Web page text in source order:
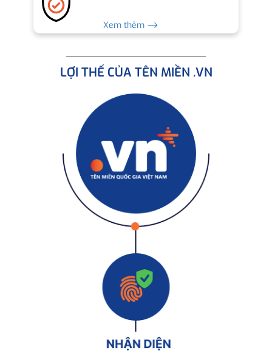
Xem thêm ⟶
LỢI THẾ CỦA TÊN MIỀN .VN